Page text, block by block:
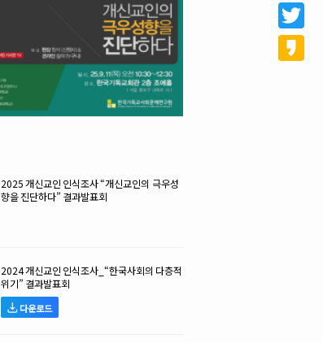
2025 개신교인 인식조사 “개신교인의 극우성
향을 진단하다” 결과발표회
2024 개신교인 인식조사_“한국사회의 다층적
위기” 결과발표회
다운로드
Twitter